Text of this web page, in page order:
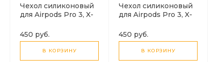
Чехол силиконовый
для Airpods Pro 3, X-
карабином
450 руб.
В КОРЗИНУ
Чехол силиконовый
для Airpods Pro 3, X-
карабином
450 руб.
В КОРЗИНУ